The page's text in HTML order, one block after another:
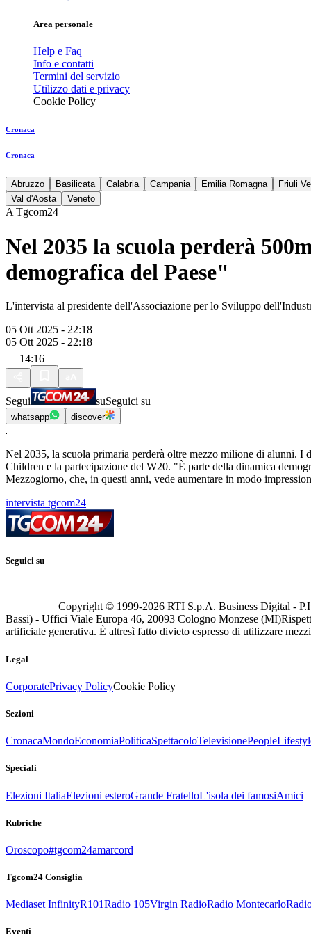
Area personale
Help e Faq
Info e contatti
Termini del servizio
Utilizzo dati e privacy
Cookie Policy
Cronaca
Cronaca
Abruzzo Basilicata Calabria Campania Emilia Romagna
Friuli
Val d'Aosta
Veneto
A Tgcom24
Nel 2035 la scuola perderà
demografica del Paese"
L'intervista al presidente dell'Associazione per lo Sviluppo
05 Ott 2025 - 22:18
05 Ott 2025 - 22:18
14:16
Segui suSeguici su
whatsapp discover
Nel 2035, la scuola primaria perderà oltre mezzo milione di alunni.
Children e la partecipazione del W20. "È parte della dinamica
Mezzogiorno, che, in questi anni, vede aumentare in modo
intervista tgcom24
Seguici su
Copyright © 1999-2026 RTI S.p.A. Business Digital -
Bassi) - Uffici Viale Europa 46, 20093 Cologno Monzese (MI)
artificiale generativa. È altresì fatto divieto espresso di utilizzare
Legal
CorporatePrivacy PolicyCookie Policy
Sezioni
CronacaMondoEconomiaPoliticaSpettacoloTelevisionePeople
Speciali
Elezioni ItaliaElezioni esteroGrande FratelloL'isola dei famosiAmici
Rubriche
Oroscopo#tgcom24amarcord
Tgcom24 Consiglia
Mediaset InfinityR101Radio 105Virgin RadioRadio Montecarlo
Eventi